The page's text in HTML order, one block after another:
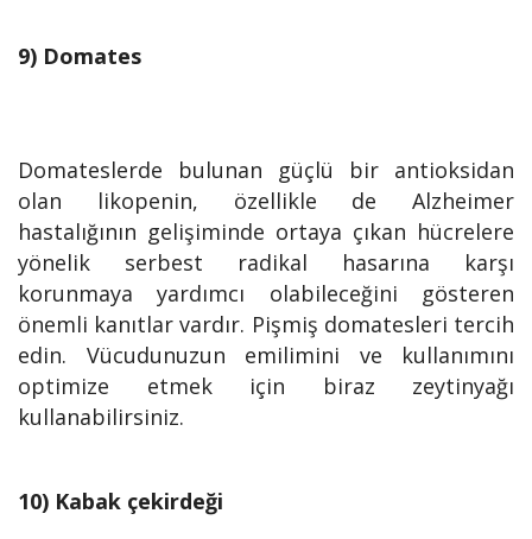
9) Domates
Domateslerde bulunan güçlü bir antioksidan
olan likopenin, özellikle de Alzheimer
hastalığının gelişiminde ortaya çıkan hücrelere
yönelik serbest radikal hasarına karşı
korunmaya yardımcı olabileceğini gösteren
önemli kanıtlar vardır. Pişmiş domatesleri tercih
edin. Vücudunuzun emilimini ve kullanımını
optimize etmek için biraz zeytinyağı
kullanabilirsiniz.
10) Kabak çekirdeği